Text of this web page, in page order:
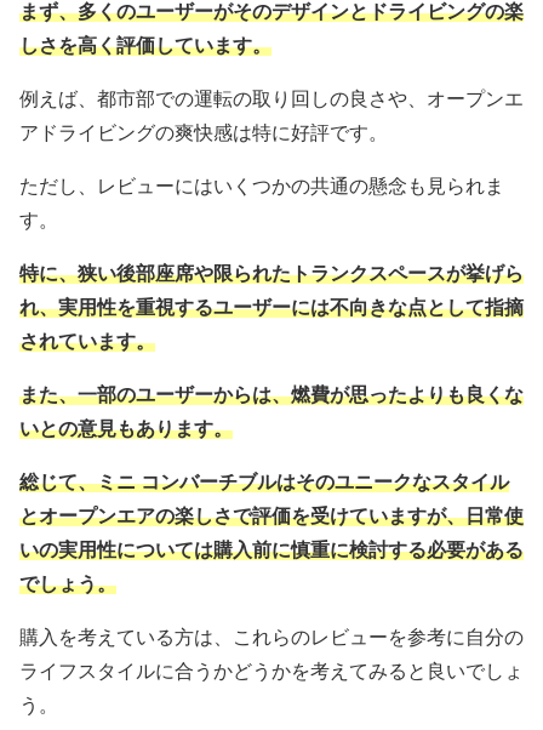
まず、多くのユーザーがそのデザインとドライビングの楽
しさを高く評価しています。
例えば、都市部での運転の取り回しの良さや、オープンエ
アドライビングの爽快感は特に好評です。
ただし、レビューにはいくつかの共通の懸念も見られま
す。
特に、狭い後部座席や限られたトランクスペースが挙げら
れ、実用性を重視するユーザーには不向きな点として指摘
されています。
また、一部のユーザーからは、燃費が思ったよりも良くな
いとの意見もあります。
総じて、ミニ コンバーチブルはそのユニークなスタイル
とオープンエアの楽しさで評価を受けていますが、日常使
いの実用性については購入前に慎重に検討する必要がある
でしょう。
購入を考えている方は、これらのレビューを参考に自分の
ライフスタイルに合うかどうかを考えてみると良いでしょ
う。